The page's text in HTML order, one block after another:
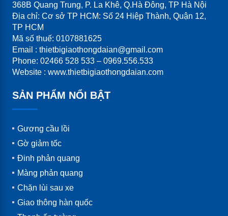
368B Quang Trung, P. La Khê, Q.Hà Đông, TP Hà Nội
Địa chỉ: Cơ sở TP HCM: Số 24 Hiệp Thành, Quận 12,
TP HCM
Mã số thuế: 0107881625
Email : thietbigiaothongdaian@gmail.com
Phone: 02466 528 533 – 0969.556.533
Website : www.thietbigiaothongdaian.com
SẢN PHẨM NỔI BẬT
Gương cầu lồi
Gờ giảm tốc
Đinh phản quang
Màng phản quang
Chặn lùi sau xe
Giao thông hàn quốc